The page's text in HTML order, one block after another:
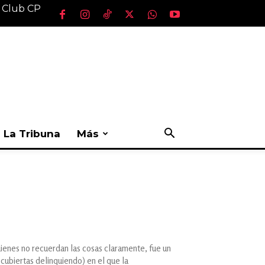
CP
La Tribuna Más
no recuerdan las cosas claramente, fue un
delinquiendo) en el que la